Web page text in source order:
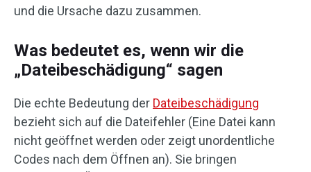
und die Ursache dazu zusammen.
Was bedeutet es, wenn wir die
„Dateibeschädigung“ sagen
Die echte Bedeutung der Dateibeschädigung
bezieht sich auf die Dateifehler (Eine Datei kann
nicht geöffnet werden oder zeigt unordentliche
Codes nach dem Öffnen an). Sie bringen